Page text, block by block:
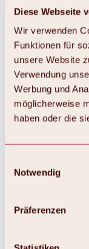
Diese Webseite
Wir verwenden
Funktionen für
unsere Website
Verwendung
Werbung und
möglicherweise
haben oder die
Notwendig
Präferenzen